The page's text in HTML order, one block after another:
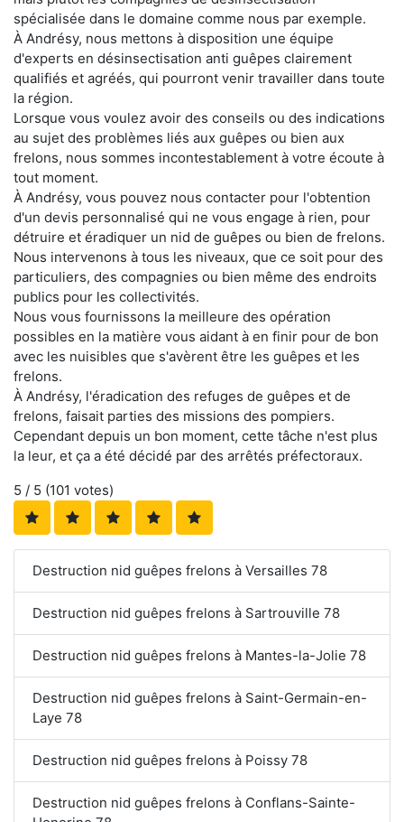
spécialisée dans le domaine comme nous par exemple.
À Andrésy, nous mettons à disposition une équipe
d'experts en désinsectisation anti guêpes clairement
qualifiés et agréés, qui pourront venir travailler dans toute
la région.
Lorsque vous voulez avoir des conseils ou des indications
au sujet des problèmes liés aux guêpes ou bien aux
frelons, nous sommes incontestablement à votre écoute à
tout moment.
À Andrésy, vous pouvez nous contacter pour l'obtention
d'un devis personnalisé qui ne vous engage à rien, pour
détruire et éradiquer un nid de guêpes ou bien de frelons.
Nous intervenons à tous les niveaux, que ce soit pour des
particuliers, des compagnies ou bien même des endroits
publics pour les collectivités.
Nous vous fournissons la meilleure des opération
possibles en la matière vous aidant à en finir pour de bon
avec les nuisibles que s'avèrent être les guêpes et les
frelons.
À Andrésy, l'éradication des refuges de guêpes et de
frelons, faisait parties des missions des pompiers.
Cependant depuis un bon moment, cette tâche n'est plus
la leur, et ça a été décidé par des arrêtés préfectoraux.
5 / 5 (101 votes)
Destruction nid guêpes frelons à Versailles 78
Destruction nid guêpes frelons à Sartrouville 78
Destruction nid guêpes frelons à Mantes-la-Jolie 78
Destruction nid guêpes frelons à Saint-Germain-en-
Laye 78
Destruction nid guêpes frelons à Poissy 78
Destruction nid guêpes frelons à Conflans-Sainte-